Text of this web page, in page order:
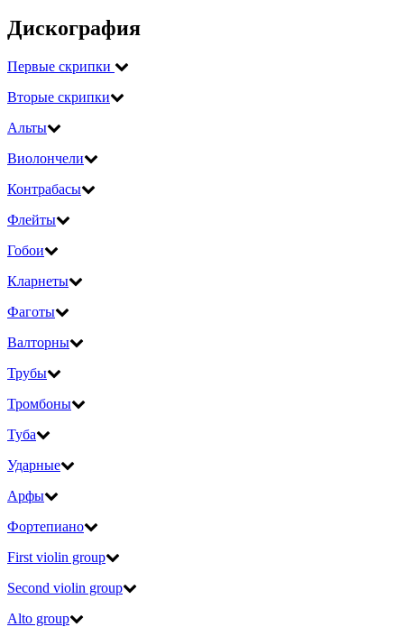
Дискография
Первые скрипки
Вторые скрипки
Альты
Виолончели
Контрабасы
Флейты
Гобои
Кларнеты
Фаготы
Валторны
Трубы
Тромбоны
Туба
Ударные
Арфы
Фортепиано
First violin group
Second violin group
Alto group